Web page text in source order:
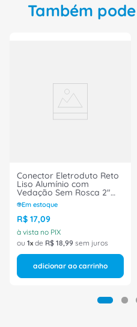
Também
Conector Eletroduto Reto
Liso Alumínio com
Vedação Sem Rosca 2"
Cinza URV URV200C-PB
Daisa
Em estoque
R$ 17,09
à vista no PIX
ou 1 de R$ 18,99 sem juros
adicionar ao carrinho